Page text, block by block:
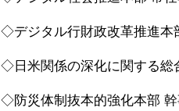
◇デジタル行財政改革推進本
◇ 日米関係の深化に関する
◇防災体制抜本的強化本部